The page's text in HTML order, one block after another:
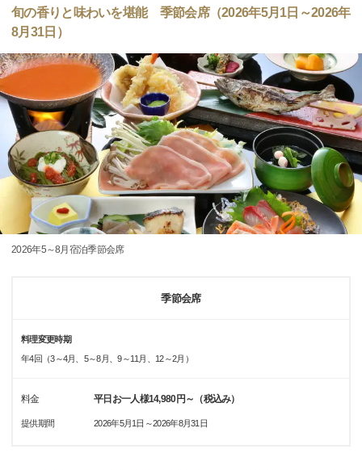
旬の香りと味わいを堪能 季節会席（2026年5月1日～2026年
8月31日）
2026年5～8月宿泊季節会席
季節会席
料理変更時期
年4回（3～4月、5～8月、9～11月、12～2月）
料金 平日お一人様14,980円～（税込み）
提供期間 2026年5月1日～2026年8月31日